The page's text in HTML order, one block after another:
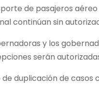
de pasajeros
continúan sin
y los
serán
duplicación de casos